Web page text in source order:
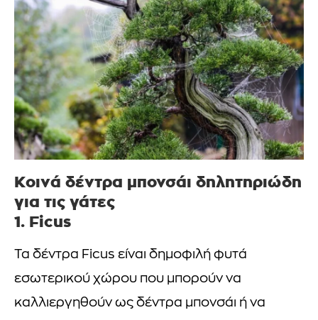
Κοινά δέντρα μπονσάι δηλητηριώδη
για τις γάτες
1. Ficus
Τα δέντρα Ficus είναι δημοφιλή φυτά
εσωτερικού χώρου που μπορούν να
καλλιεργηθούν ως δέντρα μπονσάι ή να